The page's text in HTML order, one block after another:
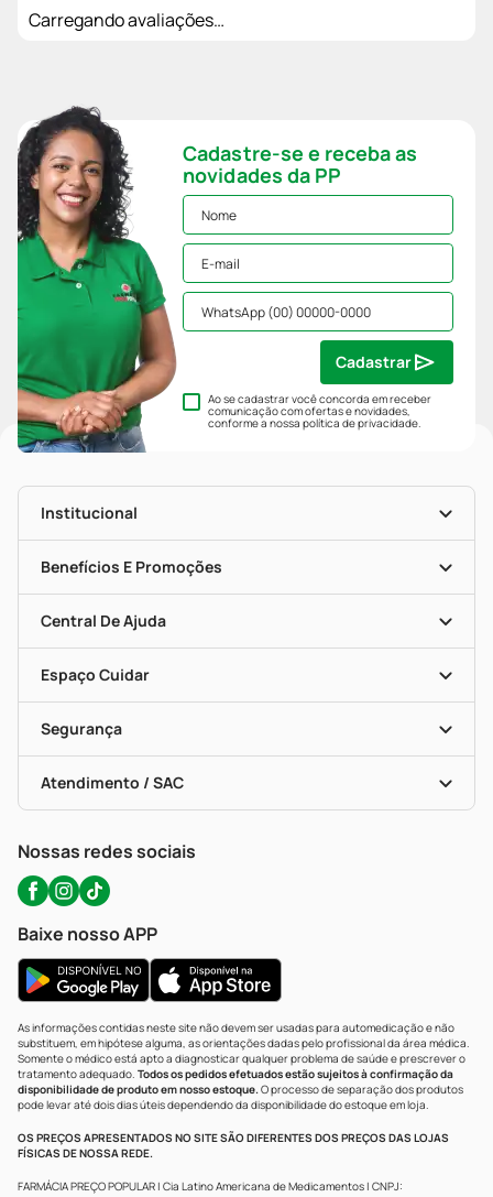
Carregando avaliações…
Cadastre-se e receba as
novidades da PP
Ao se cadastrar você concorda em receber
comunicação com ofertas e novidades,
conforme a nossapolítica de privacidade.
Cadastrar
Institucional
História
Nossas Lojas
Mapa De Categorias
Blog Da PP
Seja Uma Loja Parceira
Benefícios E Promoções
Clube PP
Convênios
Programa Popular Do Brasil
Encarte De Ofertas
Dermaclub
Descontos De Laboratório (PBM)
Cupons E Ofertas
Central De Ajuda
Entrega
Recompra Programada
Compras Com Receita
Alomed (tele-Entrega)
Formas De Pagamento
Troca E Devolução
Bulas De A A Z
Políticas De Marketplace
Espaço Cuidar
Vacinas
Serviços Farmacêuticos
Testes Rápidos
Autoteste Covid-19
Segurança
Certificado De Segurança
Portal Da Privacidade
Atendimento / SAC
WhatsApp (47) 9202-1687
Nossas redes sociais
Baixe nosso APP
As informações contidas neste site não devem ser usadas para automedicação e não
substituem, em hipótese alguma, as orientações dadas pelo profissional da área médica.
Somente o médico está apto a diagnosticar qualquer problema de saúde e prescrever o
tratamento adequado. Todos os pedidos efetuados estão sujeitos à confirmação da
disponibilidade de produto em nosso estoque.O processo de separação dos produtos
pode levar até dois dias úteis dependendo da disponibilidade do estoque em loja.
OS PREÇOS APRESENTADOS NO SITE SÃO DIFERENTES DOS PREÇOS DAS LOJAS
FÍSICAS DE NOSSA REDE.
FARMÁCIA PREÇO POPULAR | Cia Latino Americana de Medicamentos | CNPJ: